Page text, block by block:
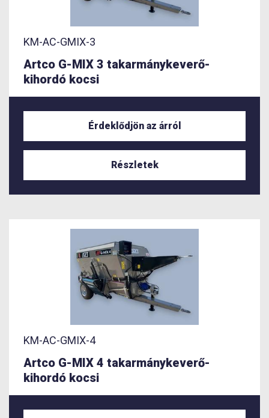
KM-AC-GMIX-3
Artco G-MIX 3 takarmánykeverő-
kihordó kocsi
Érdeklődjön az árról
Részletek
KM-AC-GMIX-4
Artco G-MIX 4 takarmánykeverő-
kihordó kocsi